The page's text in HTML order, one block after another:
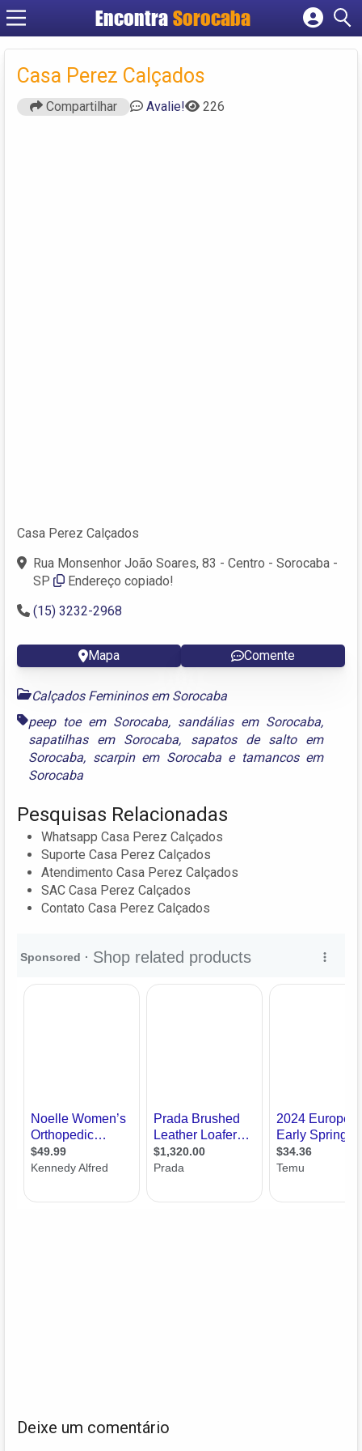
EncontraSorocaba
Cadastrar empresa
Criar conta
Casa Perez Calçados
Compartilhar Avalie! 226
Casa Perez Calçados
Rua Monsenhor João Soares, 83 - Centro - Sorocaba -
SP
Endereço copiado!
(15) 3232-2968
Mapa Comente
Calçados Femininos em Sorocaba
peep toe em Sorocaba, sandálias em Sorocaba,
sapatilhas em Sorocaba, sapatos de salto em
Sorocaba, scarpin em Sorocabae tamancos em
Sorocaba
Pesquisas Relacionadas
Whatsapp Casa Perez Calçados
Suporte Casa Perez Calçados
Atendimento Casa Perez Calçados
SAC Casa Perez Calçados
Contato Casa Perez Calçados
Deixe um comentário